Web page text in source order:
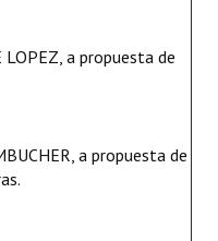
LOPEZ, a propuesta de
a propuesta de